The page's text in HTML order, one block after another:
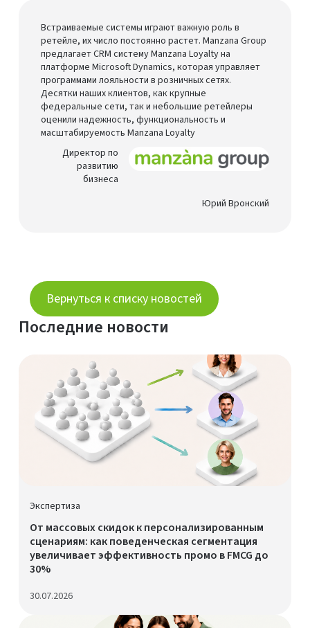
Встраиваемые системы играют важную роль в
ретейле, их число постоянно растет. Manzana Group
предлагает CRM систему Manzana Loyalty на
платформе Microsoft Dynamics, которая управляет
программами лояльности в розничных сетях.
Десятки наших клиентов, как крупные
федеральные сети, так и небольшие ретейлеры
оценили надежность, функциональность и
масштабируемость Manzana Loyalty
Директор по
развитию
бизнеса
Юрий Вронский
Вернуться к списку новостей
Последние новости
Экспертиза
От массовых скидок к персонализированным
сценариям: как поведенческая сегментация
увеличивает эффективность промо в FMCG до
30%
30.07.2026